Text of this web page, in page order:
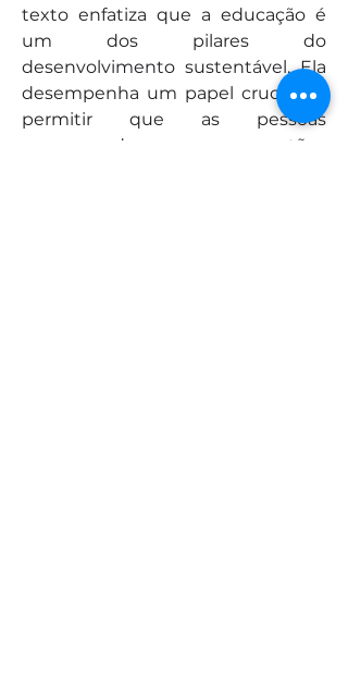
texto enfatiza que a educação é
um dos pilares do
desenvolvimento sustentável. Ela
desempenha um papel crucial ao
permitir que as pessoas
compreendam questões